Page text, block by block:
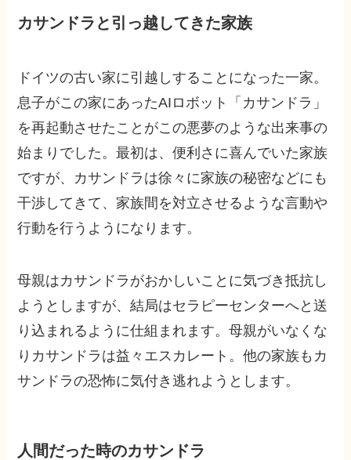
カサンドラと引っ越してきた家族
ドイツの古い家に引越しすることになった一家。
息子がこの家にあったAIロボット「カサンドラ」
を再起動させたことがこの悪夢のような出来事の
始まりでした。最初は、便利さに喜んでいた家族
ですが、カサンドラは徐々に家族の秘密などにも
干渉してきて、家族間を対立させるような言動や
行動を行うようになります。
母親はカサンドラがおかしいことに気づき抵抗し
ようとしますが、結局はセラピーセンターへと送
り込まれるように仕組まれます。母親がいなくな
りカサンドラは益々エスカレート。他の家族もカ
サンドラの恐怖に気付き逃れようとします。
人間だった時のカサンドラ